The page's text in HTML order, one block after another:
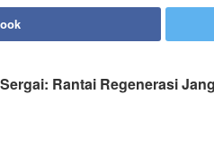
Rantai Regenerasi